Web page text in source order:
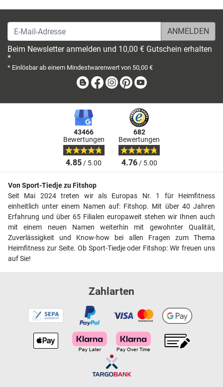
E-Mail-Adresse
Beim Newsletter anmelden und 10,00 € Gutschein erhalten
*
* Einlösbar ab einem Mindestwarenwert von 50,00 €
BlogFacebook
Instagram
Pinterest
43466
Bewertungen
4.85/ 5.00
682
Bewertungen
4.76/ 5.00
Von Sport-Tiedje zu Fitshop
Seit Mai 2024 treten wir als Europas Nr. 1 für Heimfitness
einheitlich unter einem Namen auf: Fitshop. Mit über 40 Jahren
Erfahrung und über 65 Filialen europaweit stehen wir Ihnen auch
mit einem neuen Namen weiterhin mit gewohnter Qualität,
Zuverlässigkeit und Know-how bei allen Fragen zum Thema
Heimfitness zur Seite. Ob Sport-Tiedje oder Fitshop: Wir freuen uns
auf Sie!
Zahlarten